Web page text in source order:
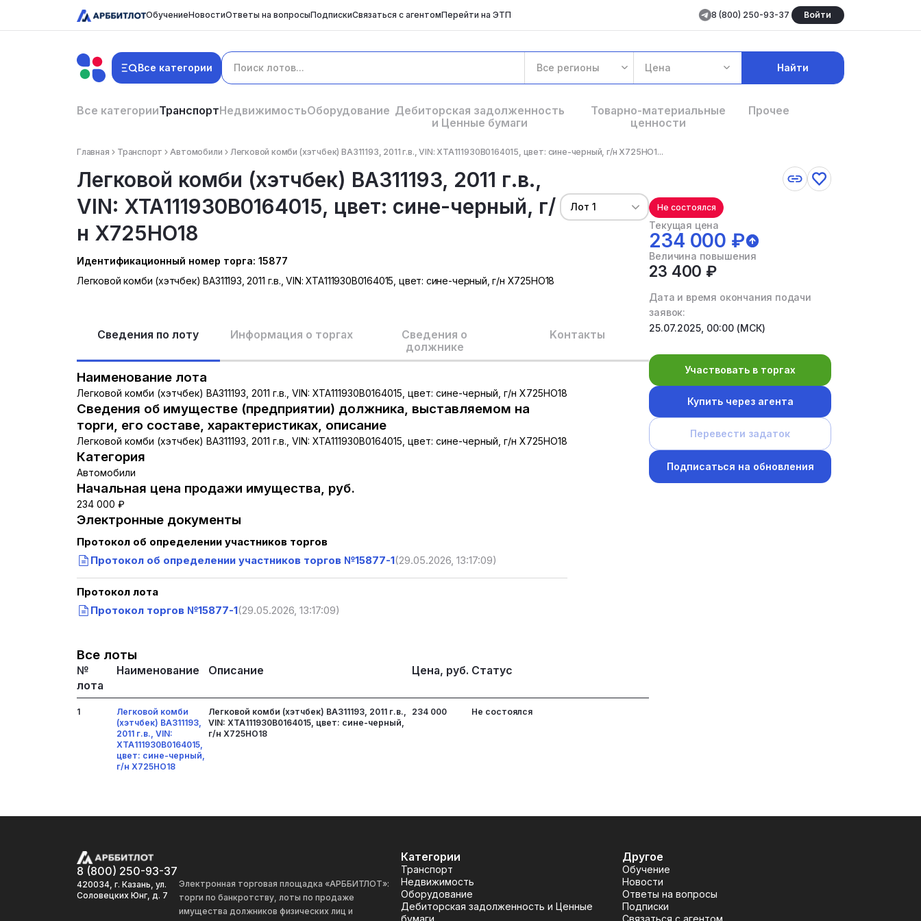
ОбучениеНовостиОтветы на вопросыПодпискиСвязаться с агентомПерейти на ЭТП 8 (800) 250-93-37 Войти
Все категории Все регионы Цена Найти
Все категорииТранспортНедвижимостьОборудование Дебиторская задолженность
и Ценные бумаги
Товарно-материальные
ценности
Прочее
Главная Транспорт Автомобили Легковой комби (хэтчбек) ВАЗ11193, 2011 г.в., VIN: ХТА111930В0164015, цвет: сине-черный, г/н Х725НО1...
Легковой комби (хэтчбек) ВАЗ11193, 2011 г.в.,
VIN: ХТА111930В0164015, цвет: сине-черный, г/
н Х725НО18
Лот 1
Идентификационный номер торга: 15877
Легковой комби (хэтчбек) ВАЗ11193, 2011 г.в., VIN: ХТА111930В0164015, цвет: сине-черный, г/н Х725НО18
Сведения по лоту Информация о торгах
Сведения о
должнике
Kонтакты
Наименование лота
Легковой комби (хэтчбек) ВАЗ11193, 2011 г.в., VIN: ХТА111930В0164015, цвет: сине-черный, г/н Х725НО18
Сведения об имуществе (предприятии) должника, выставляемом на
торги, его составе, характеристиках, описание
Легковой комби (хэтчбек) ВАЗ11193, 2011 г.в., VIN: ХТА111930В0164015, цвет: сине-черный, г/н Х725НО18
Категория
Автомобили
Начальная цена продажи имущества, руб.
234 000 ₽
Электронные документы
Протокол об определении участников торгов
Протокол об определении участников торгов №15877-1(29.05.2026, 13:17:09)
Протокол лота
Протокол торгов №15877-1(29.05.2026, 13:17:09)
Все лоты
№
лота
Наименование Описание Цена, руб. Статус
1
Легковой комби
(хэтчбек) ВАЗ11193,
2011 г.в., VIN:
ХТА111930В0164015,
цвет: сине-черный,
г/н Х725НО18
Легковой комби (хэтчбек) ВАЗ11193, 2011 г.в.,
VIN: ХТА111930В0164015, цвет: сине-черный,
г/н Х725НО18
234 000 Не состоялся
Не состоялся
Текущая цена
234 000 ₽
Величина повышения
23 400 ₽
Дата и время окончания подачи
заявок:
25.07.2025, 00:00 (МСК)
Участвовать в торгах
Купить через агента
Перевести задаток
Подписаться на обновления
8 (800) 250-93-37
420034, г. Казань, ул.
Соловецких Юнг, д. 7
Электронная торговая площадка «АРББИТЛОТ»:
торги по банкротству, лоты по продаже
имущества должников физических лиц и
Категории
Транспорт
Недвижимость
Оборудование
Дебиторская задолженность и Ценные
бумаги
Другое
Обучение
Новости
Ответы на вопросы
Подписки
Связаться с агентом